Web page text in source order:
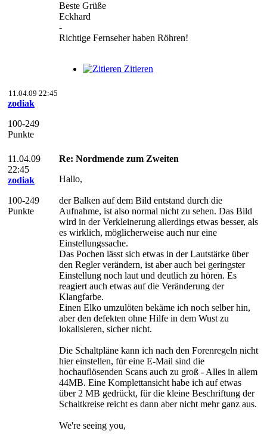
Beste Grüße
Eckhard
-
Richtige Fernseher haben Röhren!
Zitieren
11.04.09 22:45
zodiak
100-249
Punkte
11.04.09
22:45
zodiak
100-249
Punkte
Re: Nordmende zum Zweiten
Hallo,
der Balken auf dem Bild entstand durch die
Aufnahme, ist also normal nicht zu sehen. Das Bild
wird in der Verkleinerung allerdings etwas besser, als
es wirklich, möglicherweise auch nur eine
Einstellungssache.
Das Pochen lässt sich etwas in der Lautstärke über
den Regler verändern, ist aber auch bei geringster
Einstellung noch laut und deutlich zu hören. Es
reagiert auch etwas auf die Veränderung der
Klangfarbe.
Einen Elko umzulöten bekäme ich noch selber hin,
aber den defekten ohne Hilfe in dem Wust zu
lokalisieren, sicher nicht.
Die Schaltpläne kann ich nach den Forenregeln nicht
hier einstellen, für eine E-Mail sind die
hochauflösenden Scans auch zu groß - Alles in allem
44MB. Eine Komplettansicht habe ich auf etwas
über 2 MB gedrückt, für die kleine Beschriftung der
Schaltkreise reicht es dann aber nicht mehr ganz aus.
We're seeing you,